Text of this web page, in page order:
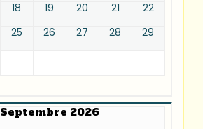
18 19 20 21
22
25 26 27 28
29
Septembre 2026